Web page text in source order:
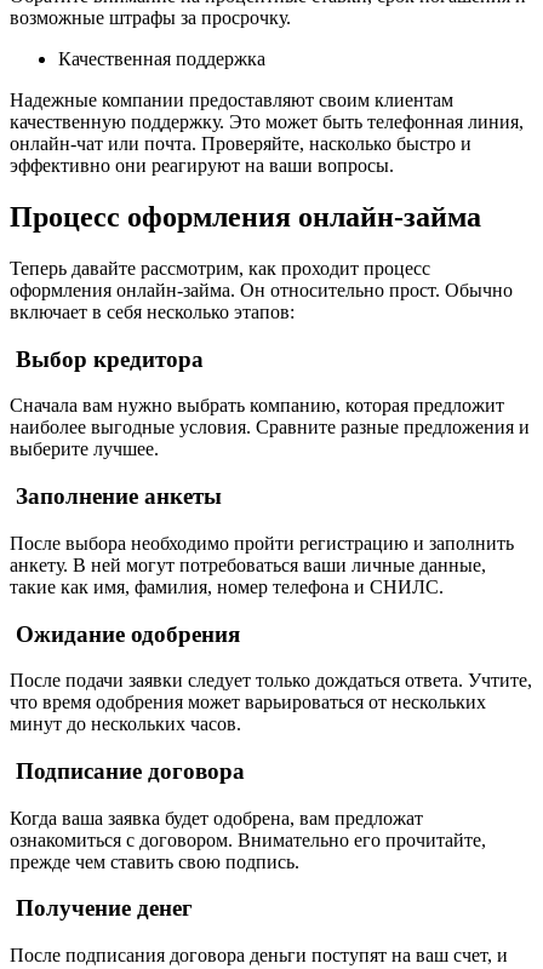
возможные штрафы за просрочку.
Качественная поддержка
Надежные компании предоставляют своим клиентам
качественную поддержку. Это может быть телефонная линия,
онлайн-чат или почта. Проверяйте, насколько быстро и
эффективно они реагируют на ваши вопросы.
Процесс оформления онлайн-займа
Теперь давайте рассмотрим, как проходит процесс
оформления онлайн-займа. Он относительно прост. Обычно
включает в себя несколько этапов:
Выбор кредитора
Сначала вам нужно выбрать компанию, которая предложит
наиболее выгодные условия. Сравните разные предложения и
выберите лучшее.
Заполнение анкеты
После выбора необходимо пройти регистрацию и заполнить
анкету. В ней могут потребоваться ваши личные данные,
такие как имя, фамилия, номер телефона и СНИЛС.
Ожидание одобрения
После подачи заявки следует только дождаться ответа. Учтите,
что время одобрения может варьироваться от нескольких
минут до нескольких часов.
Подписание договора
Когда ваша заявка будет одобрена, вам предложат
ознакомиться с договором. Внимательно его прочитайте,
прежде чем ставить свою подпись.
Получение денег
После подписания договора деньги поступят на ваш счет, и